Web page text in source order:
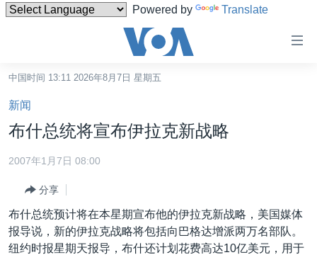
Powered by Translate
碍
链
接
转
跳
转
中国
港澳
国际
最新国际新闻
分类新闻
中国时间 13:11 2026年8月7日 星期五
新闻
布什总统将宣布伊拉克新战略
2007年1月7日 08:00
分享
布什总统预计将在本星期宣布他的伊拉克新战略，美国媒体
报导说，新的伊拉克战略将包括向巴格达增派两万名部队。
纽约时报星期天报导，布什还计划花费高达10亿美元，用于